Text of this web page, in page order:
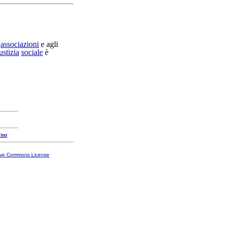
associazioni e agli
sociale è
Commons License